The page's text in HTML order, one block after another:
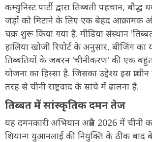
कम्युनिस्ट पार्टी द्वारा तिब्बती पहचान,
जड़ों को मिटाने के लिए एक बेहद आक्रामक
चक्र शुरू किया गया है. मीडिया संस्थान
हालिया खोजी रिपोर्ट के अनुसार, बीजिंग
तिब्बतियों के जबरन 'चीनीकरण' की एक
योजना का हिस्सा है. जिसका उद्देश्य इस
तरह से चीनी राष्ट्रवाद के सांचे में ढालना है.
तिब्बत में सांस्कृतिक दमन तेज
यह दमनकारी अभियान अप्रैल 2026 में चीनी
शियान्ग युआनलाई की नियुक्ति के ठीक